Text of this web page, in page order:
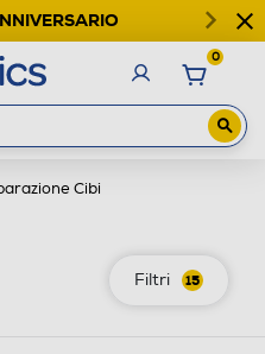
0
Cibi
Filtri 15